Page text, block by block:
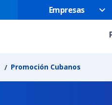
Empresas
Promoción Cubanos